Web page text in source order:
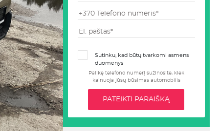
Sutinku, kad būtų tvarkomi asmens
duomenys
Palikę telefono numerį sužinosite, kiek
kainuoja jūsų būsimas automobilis
PATEIKTI PARAIŠKĄ